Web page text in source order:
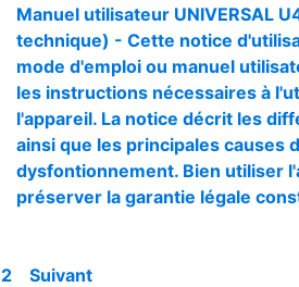
Manuel utilisateur UNIVERSAL
technique) - Cette notice
mode d'emploi ou manuel
les instructions nécessaires à
l'appareil. La notice décrit les
ainsi que les principales causes
dysfontionnement. Bien utiliser
préserver la garantie légale
2
Suivant